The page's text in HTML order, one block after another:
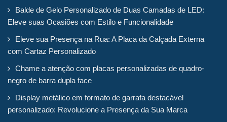
Balde de Gelo Personalizado de Duas Camadas de LED:
Eleve suas Ocasiões com Estilo e Funcionalidade
Eleve sua Presença na Rua: A Placa da Calçada Externa
com Cartaz Personalizado
Chame a atenção com placas personalizadas de quadro-
negro de barra dupla face
Display metálico em formato de garrafa destacável
personalizado: Revolucione a Presença da Sua Marca